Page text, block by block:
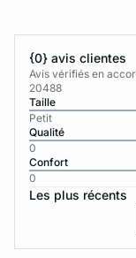
{0} avis clientes
Avis vérifiés en
20488
Taille
Petit
Qualité
0
Confort
0
Les plus récents